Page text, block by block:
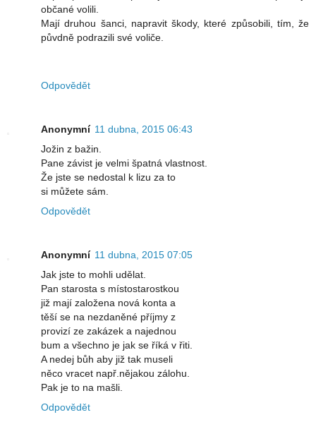
občané volili.
Mají druhou šanci, napravit škody, které způsobili, tím, že
půvdně podrazili své voliče.
Odpovědět
Anonymní 11 dubna, 2015 06:43
Jožin z bažin.
Pane závist je velmi špatná vlastnost.
Že jste se nedostal k lizu za to
si můžete sám.
Odpovědět
Anonymní 11 dubna, 2015 07:05
Jak jste to mohli udělat.
Pan starosta s místostarostkou
již mají založena nová konta a
těší se na nezdaněné příjmy z
provizí ze zakázek a najednou
bum a všechno je jak se říká v řiti.
A nedej bůh aby již tak museli
něco vracet např.nějakou zálohu.
Pak je to na mašli.
Odpovědět